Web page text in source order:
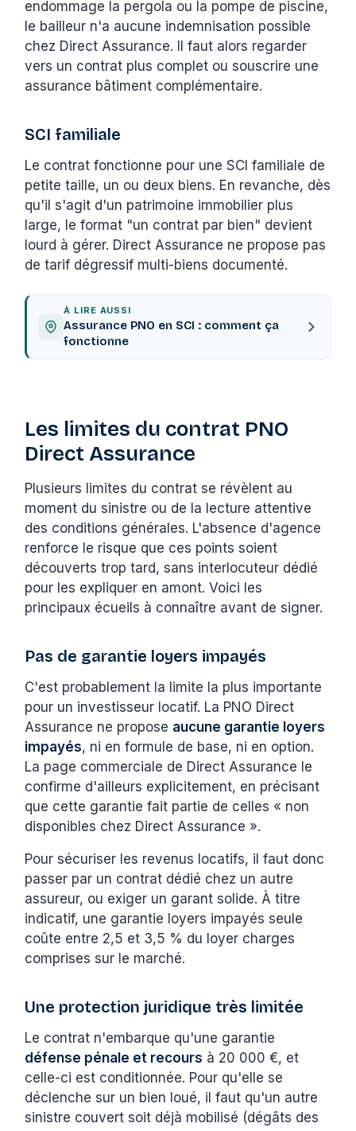
endommage la pergola ou la pompe de piscine,
le bailleur n'a aucune indemnisation possible
chez Direct Assurance. Il faut alors regarder
vers un contrat plus complet ou souscrire une
assurance bâtiment complémentaire.
SCI familiale
Le contrat fonctionne pour une SCI familiale de
petite taille, un ou deux biens. En revanche, dès
qu'il s'agit d'un patrimoine immobilier plus
large, le format "un contrat par bien" devient
lourd à gérer. Direct Assurance ne propose pas
de tarif dégressif multi-biens documenté.
À LIRE AUSSI
Assurance PNO en SCI : comment ça
fonctionne
Les limites du contrat PNO
Direct Assurance
Plusieurs limites du contrat se révèlent au
moment du sinistre ou de la lecture attentive
des conditions générales. L'absence d'agence
renforce le risque que ces points soient
découverts trop tard, sans interlocuteur dédié
pour les expliquer en amont. Voici les
principaux écueils à connaître avant de signer.
Pas de garantie loyers impayés
C'est probablement la limite la plus importante
pour un investisseur locatif. La PNO Direct
Assurance ne propose aucune garantie loyers
impayés, ni en formule de base, ni en option.
La page commerciale de Direct Assurance le
confirme d'ailleurs explicitement, en précisant
que cette garantie fait partie de celles « non
disponibles chez Direct Assurance ».
Pour sécuriser les revenus locatifs, il faut donc
passer par un contrat dédié chez un autre
assureur, ou exiger un garant solide. À titre
indicatif, une garantie loyers impayés seule
coûte entre 2,5 et 3,5 % du loyer charges
comprises sur le marché.
Une protection juridique très limitée
Le contrat n'embarque qu'une garantie
défense pénale et recours à 20 000 €, et
celle-ci est conditionnée. Pour qu'elle se
déclenche sur un bien loué, il faut qu'un autre
sinistre couvert soit déjà mobilisé (dégâts des